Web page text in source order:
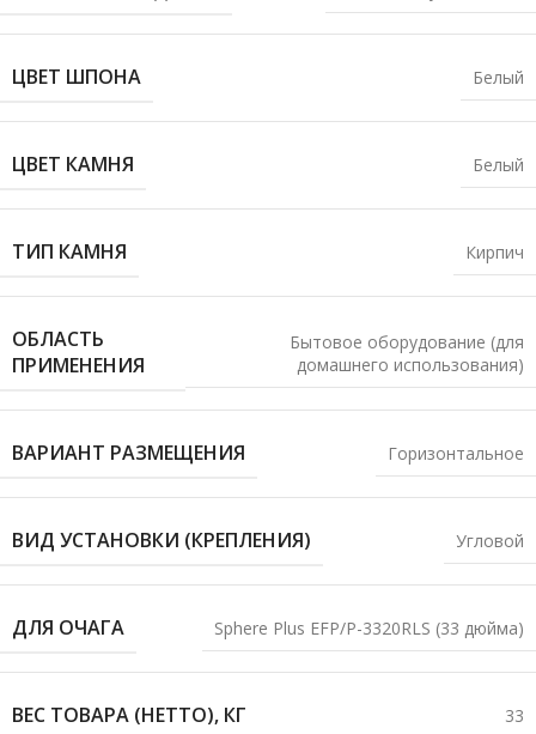
ЦВЕТ ШПОНА Белый
ЦВЕТ КАМНЯ Белый
ТИП КАМНЯ Кирпич
ОБЛАСТЬ
ПРИМЕНЕНИЯ
Бытовое оборудование (для
домашнего использования)
ВАРИАНТ РАЗМЕЩЕНИЯ Горизонтальное
ВИД УСТАНОВКИ (КРЕПЛЕНИЯ) Угловой
ДЛЯ ОЧАГА Sphere Plus EFP/P-3320RLS (33 дюйма)
ВЕС ТОВАРА (НЕТТО), КГ 33